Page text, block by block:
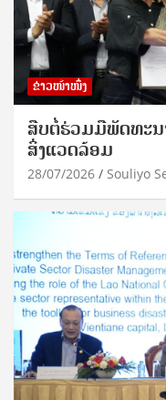
ຂ່າວໜ້າໜຶ່ງ
ສືບຕໍ່ຮ່ວມມືພັດທະນ
ສິ່ງແວດລ້ອມ
28/07/2026 Souliyo